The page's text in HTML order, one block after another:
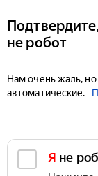
не робот
Нам очень жаль,
автоматические.
Я не